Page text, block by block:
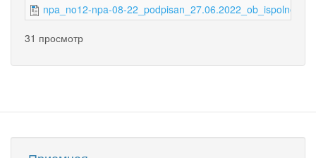
npa_no12-npa-08-
31 просмотр